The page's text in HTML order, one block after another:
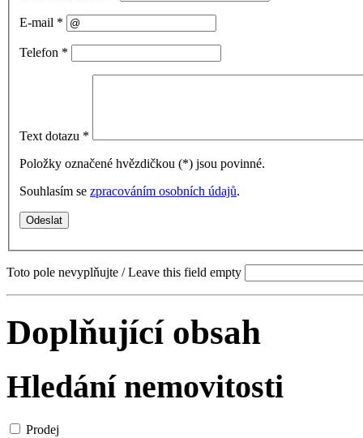
E-mail *
Telefon *
Text dotazu *
Položky označené hvězdičkou (*) jsou povinné.
Souhlasím se zpracováním osobních údajů.
Toto pole nevyplňujte / Leave this field empty
Doplňující obsah
Hledání nemovitosti
Prodej